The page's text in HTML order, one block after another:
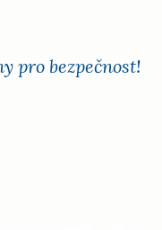
pro bezpečnost!